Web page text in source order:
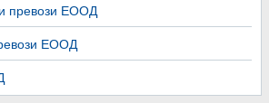
превози ЕООД
ЕООД